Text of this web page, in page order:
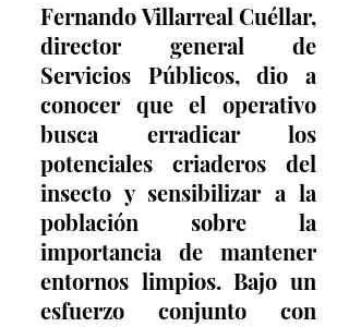
Fernando Villarreal Cuéllar,
director general de
Servicios Públicos, dio a
conocer que el operativo
busca erradicar los
potenciales criaderos del
insecto y sensibilizar a la
población sobre la
importancia de mantener
entornos limpios. Bajo un
esfuerzo conjunto con